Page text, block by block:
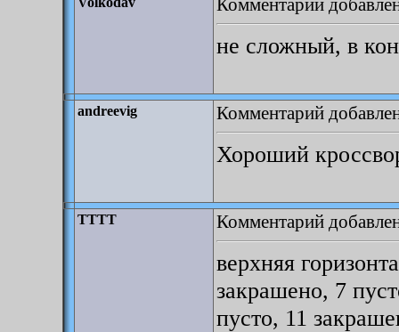
Комментарий
не сложный, в
andreevig Комментарий
Хороший
TTTT Комментарий
верхняя
закрашено, 7
пусто, 11